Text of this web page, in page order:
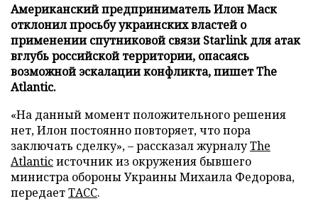
Американский предприниматель Илон Маск
отклонил просьбу украинских властей о
применении спутниковой связи Starlink для атак
вглубь российской территории, опасаясь
возможной эскалации конфликта, пишет The
Atlantic.
«На данный момент положительного решения
нет, Илон постоянно повторяет, что пора
заключать сделку», – рассказал журналуThe
Atlanticисточник из окружения бывшего
министра обороны Украины Михаила Федорова,
передаетТАСС.